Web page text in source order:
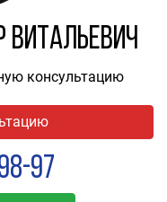
Витальевич
консультацию
97